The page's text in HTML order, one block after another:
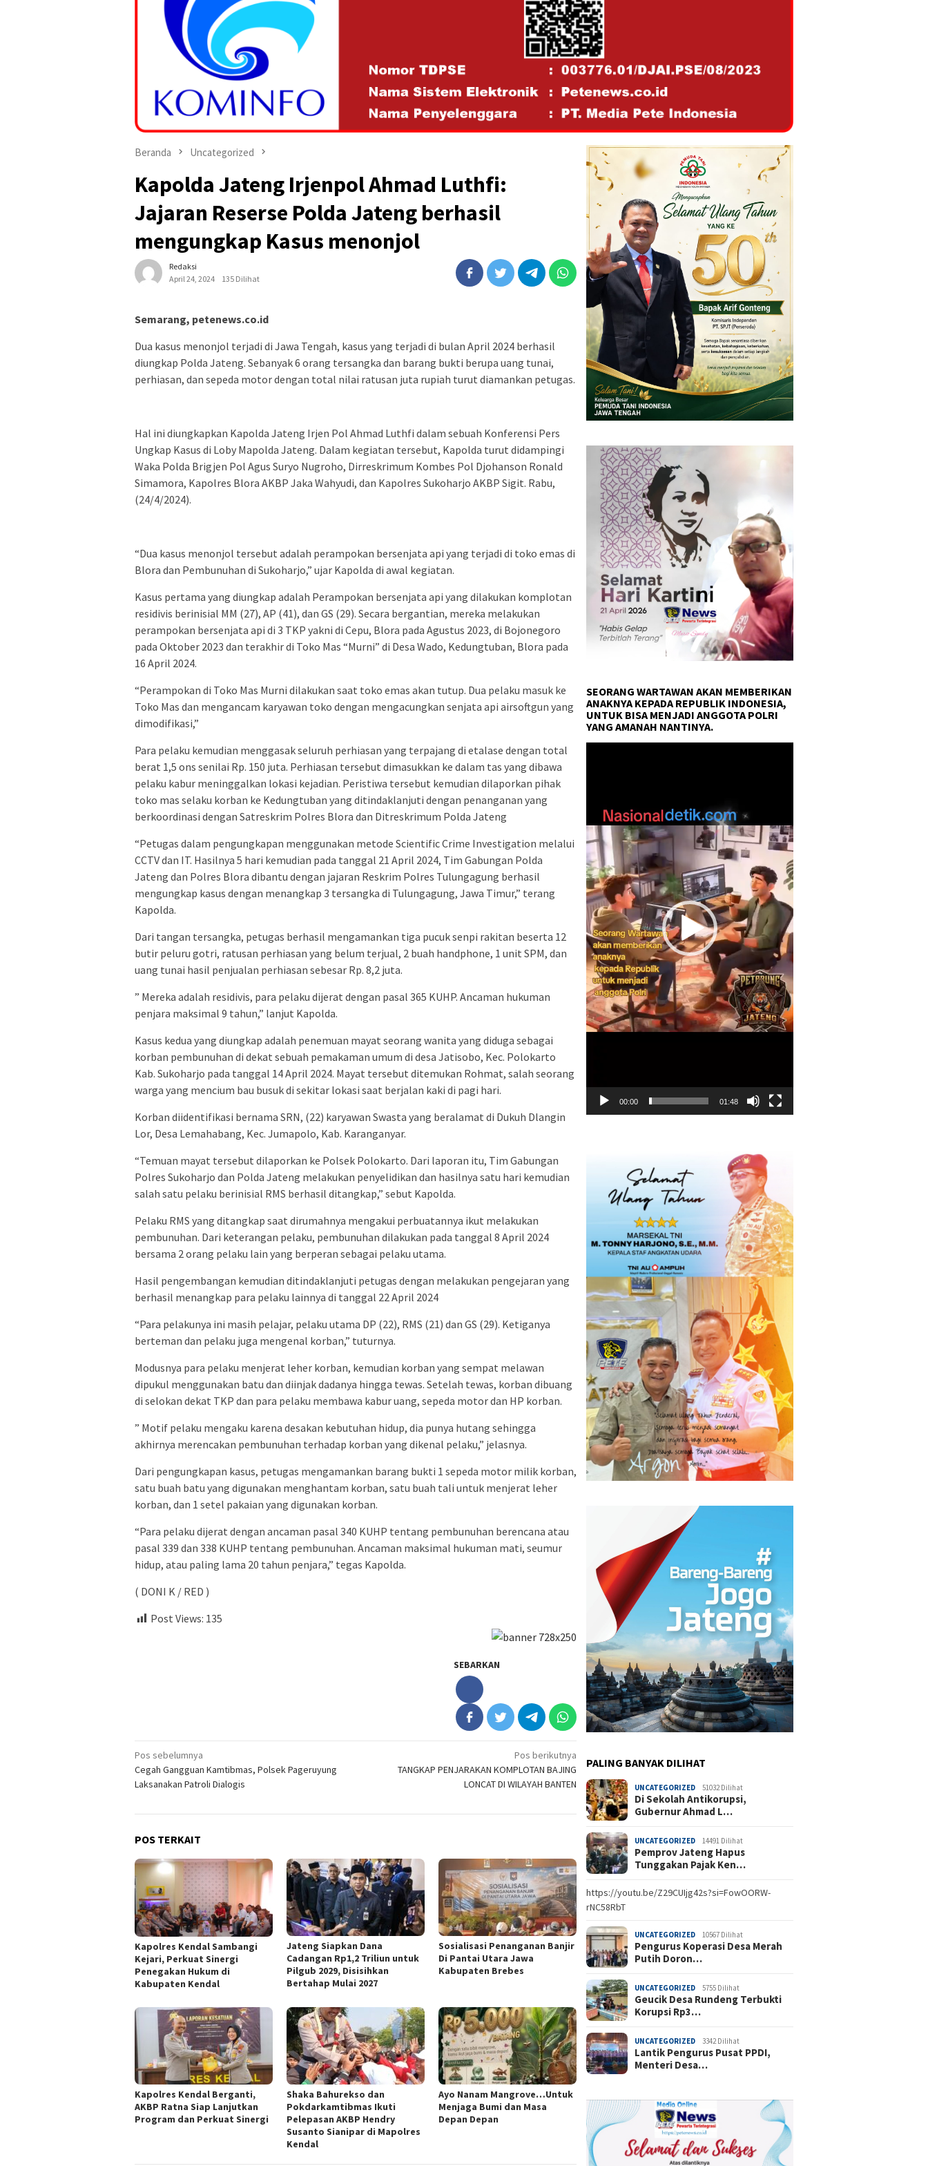
Beranda Uncategorized
Kapolda Jateng Irjenpol Ahmad Luthfi:
Jajaran Reserse Polda Jateng berhasil
mengungkap Kasus menonjol
Redaksi
April 24, 2024
135 Dilihat
Semarang, petenews.co.id
Dua kasus menonjol terjadi di Jawa Tengah, kasus yang terjadi di bulan April 2024 berhasil
diungkap Polda Jateng. Sebanyak 6 orang tersangka dan barang bukti berupa uang tunai,
perhiasan, dan sepeda motor dengan total nilai ratusan juta rupiah turut diamankan petugas.
Hal ini diungkapkan Kapolda Jateng Irjen Pol Ahmad Luthfi dalam sebuah Konferensi Pers
Ungkap Kasus di Loby Mapolda Jateng. Dalam kegiatan tersebut, Kapolda turut didampingi
Waka Polda Brigjen Pol Agus Suryo Nugroho, Dirreskrimum Kombes Pol Djohanson Ronald
Simamora, Kapolres Blora AKBP Jaka Wahyudi, dan Kapolres Sukoharjo AKBP Sigit. Rabu,
(24/4/2024).
“Dua kasus menonjol tersebut adalah perampokan bersenjata api yang terjadi di toko emas di
Blora dan Pembunuhan di Sukoharjo,” ujar Kapolda di awal kegiatan.
Kasus pertama yang diungkap adalah Perampokan bersenjata api yang dilakukan komplotan
residivis berinisial MM (27), AP (41), dan GS (29). Secara bergantian, mereka melakukan
perampokan bersenjata api di 3 TKP yakni di Cepu, Blora pada Agustus 2023, di Bojonegoro
pada Oktober 2023 dan terakhir di Toko Mas “Murni” di Desa Wado, Kedungtuban, Blora pada
16 April 2024.
“Perampokan di Toko Mas Murni dilakukan saat toko emas akan tutup. Dua pelaku masuk ke
Toko Mas dan mengancam karyawan toko dengan mengacungkan senjata api airsoftgun yang
dimodifikasi,”
Para pelaku kemudian menggasak seluruh perhiasan yang terpajang di etalase dengan total
berat 1,5 ons senilai Rp. 150 juta. Perhiasan tersebut dimasukkan ke dalam tas yang dibawa
pelaku kabur meninggalkan lokasi kejadian. Peristiwa tersebut kemudian dilaporkan pihak
toko mas selaku korban ke Kedungtuban yang ditindaklanjuti dengan penanganan yang
berkoordinasi dengan Satreskrim Polres Blora dan Ditreskrimum Polda Jateng
“Petugas dalam pengungkapan menggunakan metode Scientific Crime Investigation melalui
CCTV dan IT. Hasilnya 5 hari kemudian pada tanggal 21 April 2024, Tim Gabungan Polda
Jateng dan Polres Blora dibantu dengan jajaran Reskrim Polres Tulungagung berhasil
mengungkap kasus dengan menangkap 3 tersangka di Tulungagung, Jawa Timur,” terang
Kapolda.
Dari tangan tersangka, petugas berhasil mengamankan tiga pucuk senpi rakitan beserta 12
butir peluru gotri, ratusan perhiasan yang belum terjual, 2 buah handphone, 1 unit SPM, dan
uang tunai hasil penjualan perhiasan sebesar Rp. 8,2 juta.
” Mereka adalah residivis, para pelaku dijerat dengan pasal 365 KUHP. Ancaman hukuman
penjara maksimal 9 tahun,” lanjut Kapolda.
Kasus kedua yang diungkap adalah penemuan mayat seorang wanita yang diduga sebagai
korban pembunuhan di dekat sebuah pemakaman umum di desa Jatisobo, Kec. Polokarto
Kab. Sukoharjo pada tanggal 14 April 2024. Mayat tersebut ditemukan Rohmat, salah seorang
warga yang mencium bau busuk di sekitar lokasi saat berjalan kaki di pagi hari.
Korban diidentifikasi bernama SRN, (22) karyawan Swasta yang beralamat di Dukuh Dlangin
Lor, Desa Lemahabang, Kec. Jumapolo, Kab. Karanganyar.
“Temuan mayat tersebut dilaporkan ke Polsek Polokarto. Dari laporan itu, Tim Gabungan
Polres Sukoharjo dan Polda Jateng melakukan penyelidikan dan hasilnya satu hari kemudian
salah satu pelaku berinisial RMS berhasil ditangkap,” sebut Kapolda.
Pelaku RMS yang ditangkap saat dirumahnya mengakui perbuatannya ikut melakukan
pembunuhan. Dari keterangan pelaku, pembunuhan dilakukan pada tanggal 8 April 2024
bersama 2 orang pelaku lain yang berperan sebagai pelaku utama.
Hasil pengembangan kemudian ditindaklanjuti petugas dengan melakukan pengejaran yang
berhasil menangkap para pelaku lainnya di tanggal 22 April 2024
“Para pelakunya ini masih pelajar, pelaku utama DP (22), RMS (21) dan GS (29). Ketiganya
berteman dan pelaku juga mengenal korban,” tuturnya.
Modusnya para pelaku menjerat leher korban, kemudian korban yang sempat melawan
dipukul menggunakan batu dan diinjak dadanya hingga tewas. Setelah tewas, korban dibuang
di selokan dekat TKP dan para pelaku membawa kabur uang, sepeda motor dan HP korban.
” Motif pelaku mengaku karena desakan kebutuhan hidup, dia punya hutang sehingga
akhirnya merencakan pembunuhan terhadap korban yang dikenal pelaku,” jelasnya.
Dari pengungkapan kasus, petugas mengamankan barang bukti 1 sepeda motor milik korban,
satu buah batu yang digunakan menghantam korban, satu buah tali untuk menjerat leher
korban, dan 1 setel pakaian yang digunakan korban.
“Para pelaku dijerat dengan ancaman pasal 340 KUHP tentang pembunuhan berencana atau
pasal 339 dan 338 KUHP tentang pembunuhan. Ancaman maksimal hukuman mati, seumur
hidup, atau paling lama 20 tahun penjara,” tegas Kapolda.
( DONI K / RED )
Post Views: 135
SEBARKAN
Navigasi
pos
Pos sebelumnya
Cegah Gangguan Kamtibmas, Polsek Pageruyung
Laksanakan Patroli Dialogis
Pos berikutnya
TANGKAP PENJARAKAN KOMPLOTAN BAJING
LONCAT DI WILAYAH BANTEN
POS TERKAIT
Kapolres Kendal Sambangi
Kejari, Perkuat Sinergi
Penegakan Hukum di
Kabupaten Kendal
Jateng Siapkan Dana
Cadangan Rp1,2 Triliun untuk
Pilgub 2029, Disisihkan
Bertahap Mulai 2027
Sosialisasi Penanganan Banjir
Di Pantai Utara Jawa
Kabupaten Brebes
Kapolres Kendal Berganti,
AKBP Ratna Siap Lanjutkan
Program dan Perkuat Sinergi
​Shaka Bahurekso dan
Pokdarkamtibmas Ikuti
Pelepasan AKBP Hendry
Susanto Sianipar di Mapolres
Kendal
Ayo Nanam Mangrove…Untuk
Menjaga Bumi dan Masa
Depan Depan
SEORANG WARTAWAN AKAN MEMBERIKAN
ANAKNYA KEPADA REPUBLIK INDONESIA,
UNTUK BISA MENJADI ANGGOTA POLRI
YANG AMANAH NANTINYA.
00:00 01:48
PALING BANYAK DILIHAT
UNCATEGORIZED 51032 Dilihat
Di Sekolah Antikorupsi,
Gubernur Ahmad L…
UNCATEGORIZED 14491 Dilihat
Pemprov Jateng Hapus
Tunggakan Pajak Ken…
https://youtu.be/Z29CUIjg42s?si=FowOORW-
rNC58RbT
UNCATEGORIZED 10567 Dilihat
Pengurus Koperasi Desa Merah
Putih Doron…
UNCATEGORIZED 5755 Dilihat
Geucik Desa Rundeng Terbukti
Korupsi Rp3…
UNCATEGORIZED 3342 Dilihat
Lantik Pengurus Pusat PPDI,
Menteri Desa…